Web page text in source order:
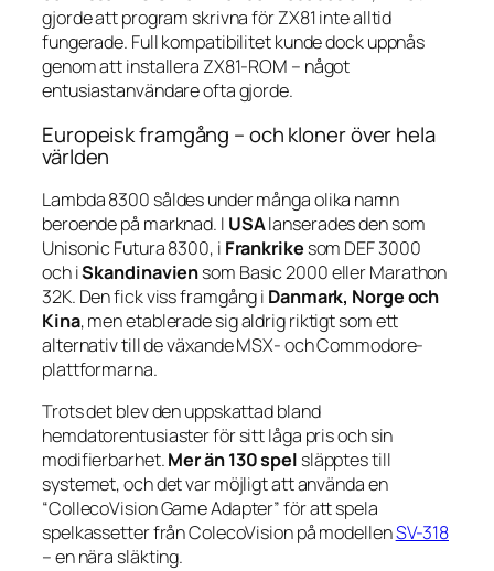
gjorde att program skrivna för ZX81 inte alltid
fungerade. Full kompatibilitet kunde dock uppnås
genom att installera ZX81-ROM – något
entusiastanvändare ofta gjorde.
Europeisk framgång – och kloner över hela
världen
Lambda 8300 såldes under många olika namn
beroende på marknad. I USAlanserades den som
Unisonic Futura 8300, i Frankrike som DEF 3000
och iSkandinaviensom Basic 2000ellerMarathon
32K. Den fick viss framgång i Danmark, Norge och
Kina, men etablerade sig aldrig riktigt som ett
alternativ till de växande MSX- och Commodore-
plattformarna.
Trots det blev den uppskattad bland
hemdatorentusiaster för sitt låga pris och sin
modifierbarhet.Mer än 130 spel släpptes till
systemet, och det var möjligt att använda en
“CollecoVision Game Adapter” för att spela
spelkassetter från ColecoVision på modellenSV-318
– en nära släkting.